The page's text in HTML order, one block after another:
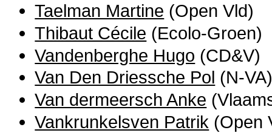
Taelman Martine (Open Vld)
Thibaut Cécile (Ecolo-Groen)
Vandenberghe Hugo (CD&V)
Van Den Driessche Pol (N-
Van dermeersch Anke
Vankrunkelsven Patrik (Open